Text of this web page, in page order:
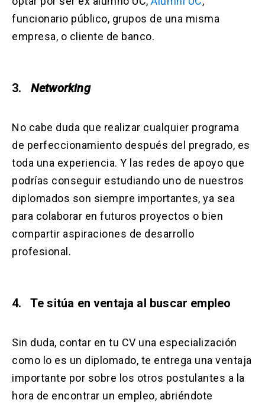
funcionario público, grupos de una misma
empresa, o cliente de banco.
3. Networking
No cabe duda que realizar cualquier programa
de perfeccionamiento después del pregrado, es
toda una experiencia. Y las redes de apoyo que
podrías conseguir estudiando uno de nuestros
diplomados son siempre importantes, ya sea
para colaborar en futuros proyectos o bien
compartir aspiraciones de desarrollo
profesional.
4. Te sitúa en ventaja al buscar empleo
Sin duda, contar en tu CV una especialización
como lo es un diplomado, te entrega una ventaja
importante por sobre los otros postulantes a la
hora de encontrar un empleo, abriéndote